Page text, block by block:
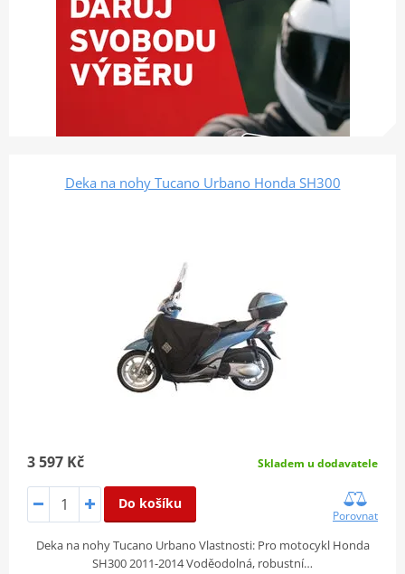
Deka na nohy Tucano Urbano Honda SH300
3 597 Kč Skladem u dodavatele
Do košíku
Porovnat
Deka na nohy Tucano Urbano Vlastnosti: Pro motocykl Honda
SH300 2011-2014 Voděodolná, robustní…